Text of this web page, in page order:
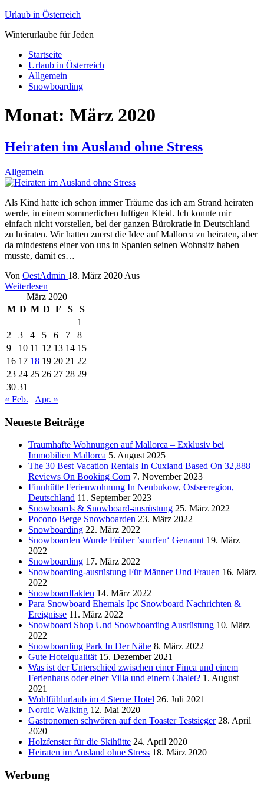
Urlaub in Österreich
Winterurlaube für Jeden
Startseite
Urlaub in Österreich
Allgemein
Snowboarding
Monat: März 2020
Heiraten im Ausland ohne Stress
Allgemein
Als Kind hatte ich schon immer Träume das ich am Strand heiraten
werde, in einem sommerlichen luftigen Kleid. Ich konnte mir
einfach nicht vorstellen, bei der ganzen Bürokratie in Deutschland
zu heiraten. Wir hatten zuerst die Idee auf Mallorca zu heiraten, aber
da mindestens einer von uns in Spanien seinen Wohnsitz haben
musste, damit es…
Von OestAdmin 18. März 2020 Aus
Weiterlesen
März 2020
M D M D F S
S
1
2
3 4 5 6 7
8
9
10 11 12 13 14 15
16 17 18 19 20 21 22
23 24 25 26 27 28 29
30 31
« Feb.
Apr. »
Neueste Beiträge
Traumhafte Wohnungen auf Mallorca – Exklusiv bei
Immobilien Mallorca 5. August 2025
The 30 Best Vacation Rentals In Cuxland Based On 32,888
Reviews On Booking Com 7. November 2023
Finnhütte Ferienwohnung In Neubukow, Ostseeregion,
Deutschland 11. September 2023
Snowboards & Snowboard-ausrüstung 25. März 2022
Pocono Berge Snowboarden 23. März 2022
Snowboarding 22. März 2022
Snowboarden Wurde Früher ’snurfen‘ Genannt 19. März
2022
Snowboarding 17. März 2022
Snowboarding-ausrüstung Für Männer Und Frauen 16. März
2022
Snowboardfakten 14. März 2022
Para Snowboard Ehemals Ipc Snowboard Nachrichten &
Ereignisse 11. März 2022
Snowboard Shop Und Snowboarding Ausrüstung 10. März
2022
Snowboarding Park In Der Nähe 8. März 2022
Gute Hotelqualität 15. Dezember 2021
Was ist der Unterschied zwischen einer Finca und einem
Ferienhaus oder einer Villa und einem Chalet? 1. August
2021
Wohlfühlurlaub im 4 Sterne Hotel 26. Juli 2021
Nordic Walking 12. Mai 2020
Gastronomen schwören auf den Toaster Testsieger 28. April
2020
Holzfenster für die Skihütte 24. April 2020
Heiraten im Ausland ohne Stress 18. März 2020
Werbung